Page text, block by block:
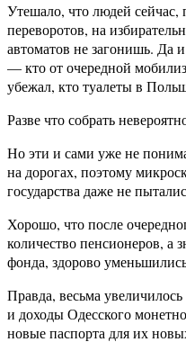
Утешало, что людей сейчас,
переворотов, на
автоматов не загонишь. Да
— кто от очередной
убежал, кто туалеты в
Разве что собрать
Но эти и сами уже не
на дорогах, поэтому
государства даже не
Хорошо, что после
количество пенсионеров, а
фонда, здорово
Правда, весьма
и доходы Одесского
новые паспорта для их